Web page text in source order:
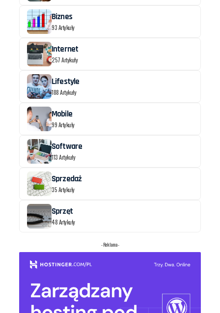
Biznes
93 Artykuły
Internet
257 Artykuły
Lifestyle
188 Artykuły
Mobile
99 Artykuły
Software
113 Artykuły
Sprzedaż
35 Artykuły
Sprzęt
48 Artykuły
- Reklama -